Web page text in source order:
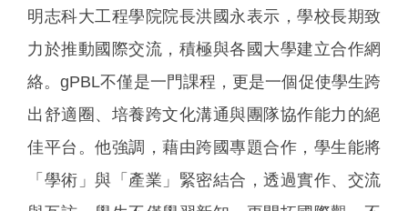
明志科大工程學院院長洪國永表示，學校長期致
力於推動國際交流，積極與各國大學建立合作網
絡。gPBL不僅是一門課程，更是一個促使學生跨
出舒適圈、培養跨文化溝通與團隊協作能力的絕
佳平台。他強調，藉由跨國專題合作，學生能將
「學術」與「產業」緊密結合，透過實作、交流